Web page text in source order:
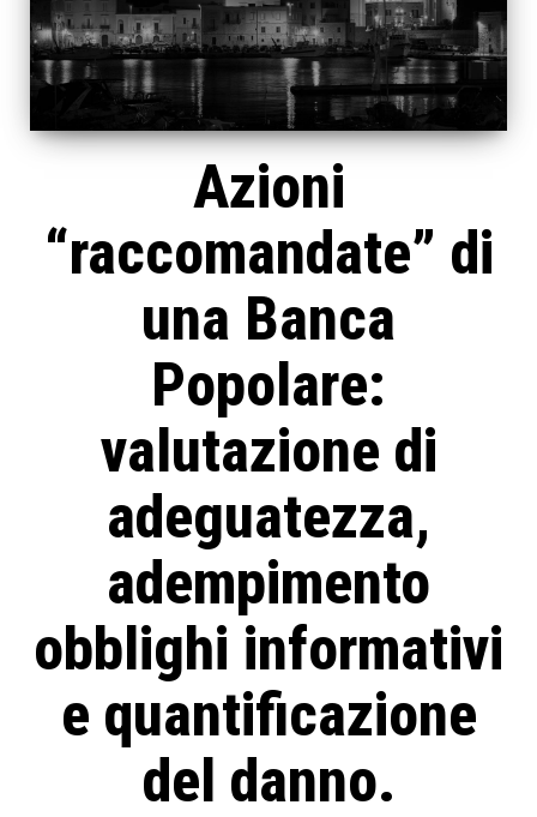
Azioni
“raccomandate” di
una Banca
Popolare:
valutazione di
adeguatezza,
adempimento
obblighi informativi
e quantificazione
del danno.